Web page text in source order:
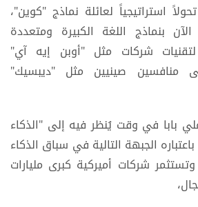
استراتيجياً لعائلة نماذج "كوين"،
بنماذج اللغة الكبيرة ومتعددة
شركات مثل "أوبن إيه آي"
منافسين صينيين مثل "ديبسيك"
بابا في وقت يُنظر فيه إلى "الذكاء
الجبهة التالية في سباق الذكاء
شركات أميركية كبرى مليارات